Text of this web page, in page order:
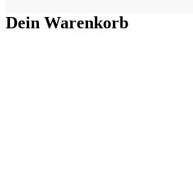
Dein Warenkorb